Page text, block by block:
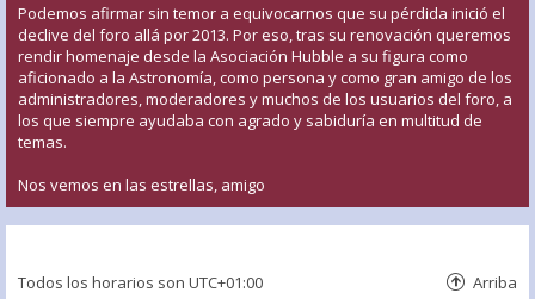
Podemos afirmar sin temor a equivocarnos que su pérdida inició el
declive del foro allá por 2013. Por eso, tras su renovación queremos
rendir homenaje desde la Asociación Hubble a su figura como
aficionado a la Astronomía, como persona y como gran amigo de los
administradores, moderadores y muchos de los usuarios del foro, a
los que siempre ayudaba con agrado y sabiduría en multitud de
temas.
Nos vemos en las estrellas, amigo
Todos los horarios son UTC+01:00 Arriba